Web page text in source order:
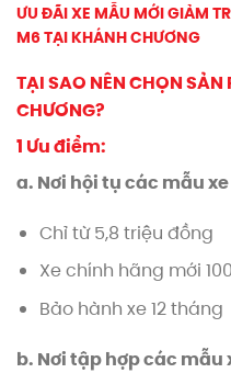
ƯU ĐÃI XE MẪU MỚI GIẢM
M6 TẠI KHÁNH CHƯƠNG
TẠI SAO NÊN CHỌN
CHƯƠNG?
1 Ưu điểm:
a. Nơi hội tụ các mẫu
Chỉ từ 5,8 triệu đồng
Xe chính hãng mới
Bảo hành xe 12 tháng
b. Nơi tập hợp các